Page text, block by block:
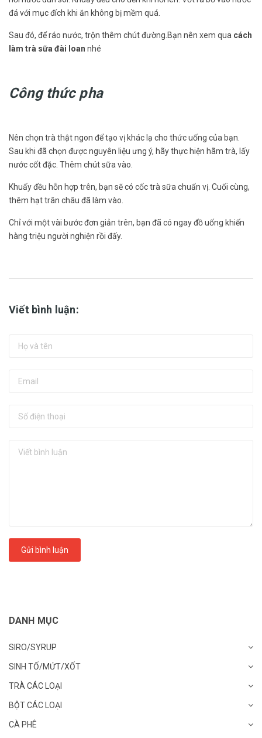
đá với mục đích khi ăn không bị mềm quá.
Sau đó, để ráo nước, trộn thêm chút đường.Bạn nên xem qua cách
làm trà sữa đài loan nhé
Công thức pha
Nên chọn trà thật ngon để tạo vị khác lạ cho thức uống của bạn.
Sau khi đã chọn được nguyên liệu ưng ý, hãy thực hiện hãm trà, lấy
nước cốt đặc. Thêm chút sữa vào.
Khuấy đều hỗn hợp trên, bạn sẽ có cốc trà sữa chuẩn vị. Cuối cùng,
thêm hạt trân châu đã làm vào.
Chỉ với một vài bước đơn giản trên, bạn đã có ngay đồ uống khiến
hàng triệu người nghiện rồi đấy.
Viết bình luận:
Gửi bình luận
DANH MỤC
SIRO/SYRUP
SINH TỐ/MỨT/XỐT
TRÀ CÁC LOẠI
BỘT CÁC LOẠI
CÀ PHÊ